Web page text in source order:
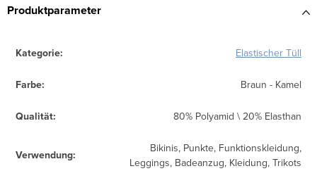
Produktparameter
Kategorie: Elastischer Tüll
Farbe: Braun - Kamel
Qualität: 80% Polyamid \ 20% Elasthan
Verwendung:
Bikinis, Punkte, Funktionskleidung,
Leggings, Badeanzug, Kleidung, Trikots